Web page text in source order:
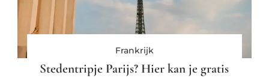
Frankrijk
Stedentripje Parijs? Hier kan je gratis